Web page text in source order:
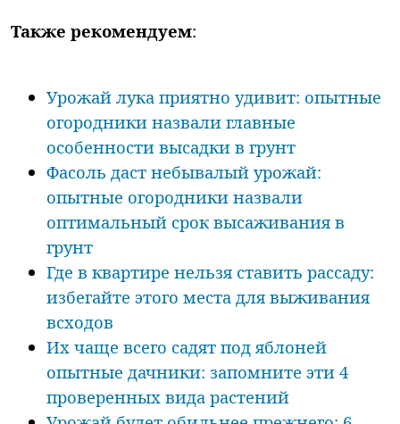
Также рекомендуем:
Урожай лука приятно удивит: опытные
огородники назвали главные
особенности высадки в грунт
Фасоль даст небывалый урожай:
опытные огородники назвали
оптимальный срок высаживания в
грунт
Где в квартире нельзя ставить рассаду:
избегайте этого места для выживания
всходов
Их чаще всего садят под яблоней
опытные дачники: запомните эти 4
проверенных вида растений